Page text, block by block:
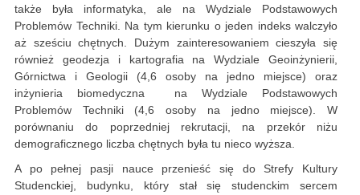
także była informatyka, ale na Wydziale Podstawowych
Problemów Techniki. Na tym kierunku o jeden indeks walczyło
aż sześciu chętnych. Dużym zainteresowaniem cieszyła się
również geodezja i kartografia na Wydziale Geoinżynierii,
Górnictwa i Geologii (4,6 osoby na jedno miejsce) oraz
inżynieria biomedyczna na Wydziale Podstawowych
Problemów Techniki (4,6 osoby na jedno miejsce). W
porównaniu do poprzedniej rekrutacji, na przekór niżu
demograficznego liczba chętnych była tu nieco wyższa.
A po pełnej pasji nauce przenieść się do Strefy Kultury
Studenckiej, budynku, który stał się studenckim sercem